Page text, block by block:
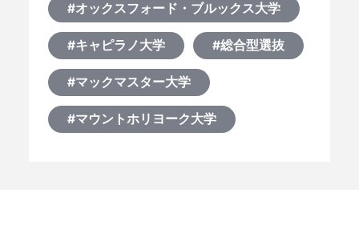
#オックスフォード・ブルックス大学
#キャピラノ大学 #総合型選抜
#マックマスター大学
#マウントホリヨーク大学